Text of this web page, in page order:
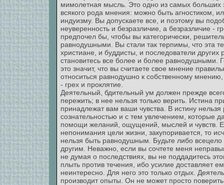
мимолетная мысль. Это одно из самых больших
всякого рода мнения: можно быть агностиком,
индуизму. Вы допускаете все, и поэтому вы
неуверенность и безразличие, а безразличие -
предпочел бы, чтобы вы категорически,
равнодушными. Вы стали так терпимы, что эта
христиане, и буддисты, и последователи
становитесь все более и более равнодушными.
это значит, что вы считаете свое мнение
относиться равнодушно к собственному
- грех и проклятие.
Деятельный, бдительный ум должен прежде
пережить; в нее нельзя только верить. Истина
принадлежат вам ваши чувства. В истину
сознательностью и с тем увлечением, которые
помощи желаний, ощущений, мыслей и чувств.
непонимания цели жизни, закупоривается, то
нельзя быть равнодушным. Будьте либо
другим. Неважно, если вы сочтете меня
не думая о последствиях, вы не поддадитесь
плыть против течения, ибо усилие доставляет
неинтересно. Для него это только отдых.
производит опыты. Он не может просто